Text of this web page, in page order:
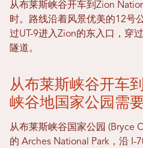
从布莱斯峡谷开车到Zion
时。路线沿着风景优美的12号
过UT-9进入Zion的东入口，穿
隧道。
从布莱斯峡谷开车
峡谷地国家公园需
从布莱斯峡谷国家公园 (Bryce
的 Arches National Park，沿 I-